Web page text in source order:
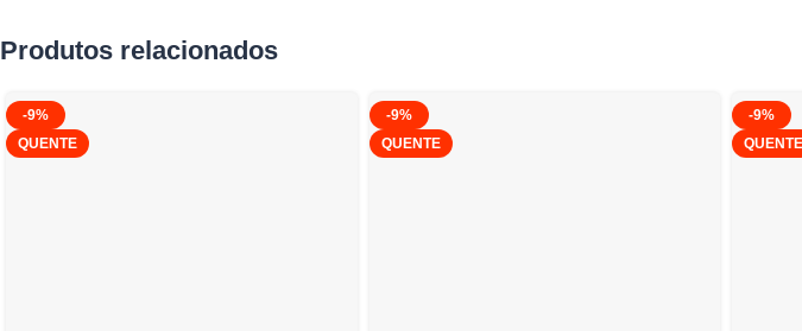
Produtos relacionados
-9%
QUENTE
-9%
QUENTE
-9%
QUENTE